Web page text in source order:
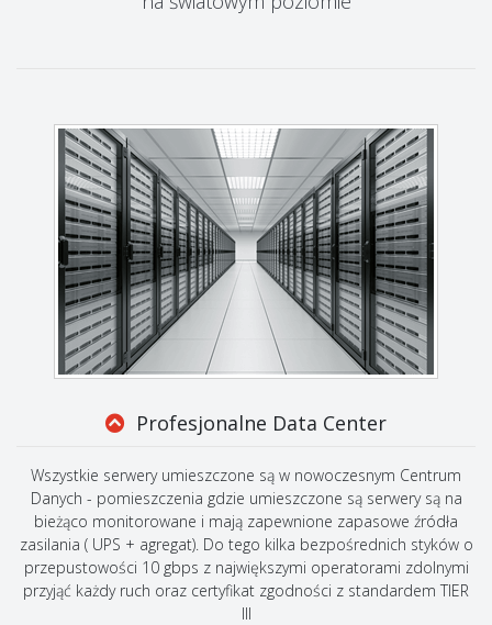
Profesjonalne Data Center
Wszystkie serwery umieszczone są w nowoczesnym Centrum
Danych - pomieszczenia gdzie umieszczone są serwery są na
bieżąco monitorowane i mają zapewnione zapasowe źródła
zasilania ( UPS + agregat). Do tego kilka bezpośrednich styków o
przepustowości 10 gbps z największymi operatorami zdolnymi
przyjąć każdy ruch oraz certyfikat zgodności z standardem TIER
III